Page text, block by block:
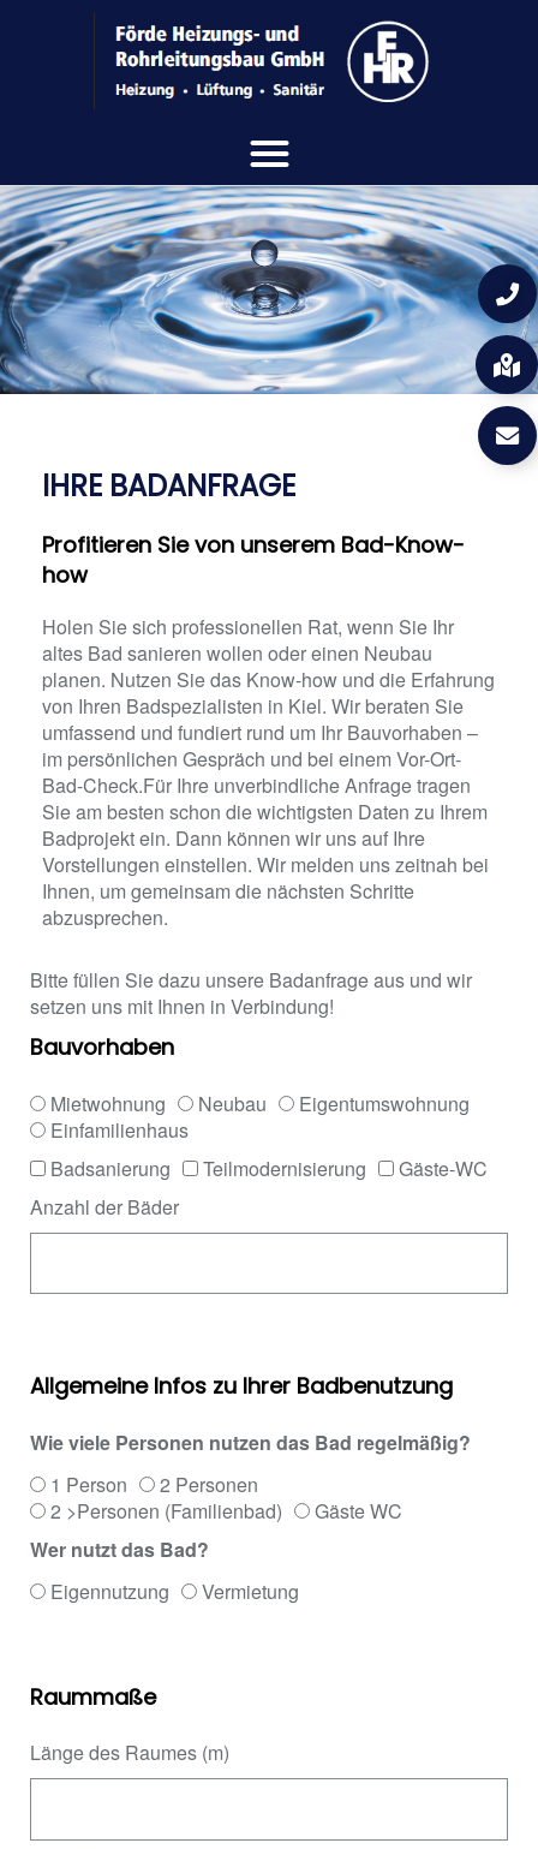
IHRE BADANFRAGE
Profitieren Sie von unserem Bad-Know-
how
Holen Sie sich professionellen Rat, wenn Sie Ihr
altes Bad sanieren wollen oder einen Neubau
planen. Nutzen Sie das Know-how und die Erfahrung
von Ihren Badspezialisten in Kiel. Wir beraten Sie
umfassend und fundiert rund um Ihr Bauvorhaben –
im persönlichen Gespräch und bei einem Vor-Ort-
Bad-Check.Für Ihre unverbindliche Anfrage tragen
Sie am besten schon die wichtigsten Daten zu Ihrem
Badprojekt ein. Dann können wir uns auf Ihre
Vorstellungen einstellen. Wir melden uns zeitnah bei
Ihnen, um gemeinsam die nächsten Schritte
abzusprechen.
Bitte füllen Sie dazu unsere Badanfrage aus und wir
setzen uns mit Ihnen in Verbindung!
Bauvorhaben
Mietwohnung Neubau
Eigentumswohnung
Einfamilienhaus
Badsanierung
Teilmodernisierung
Gäste-WC
Anzahl der Bäder
Allgemeine Infos zu Ihrer Badbenutzung
Wie viele Personen nutzen das Bad regelmäßig?
1 Person
2 Personen
2 >Personen (Familienbad)
Gäste WC
Wer nutzt das Bad?
Eigennutzung
Vermietung
Raummaße
Länge des Raumes (m)